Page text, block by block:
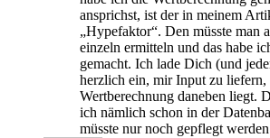
ansprichst, ist der in meinem
„Hypefaktor“. Den müsste man
einzeln ermitteln und das habe
gemacht. Ich lade Dich (und
herzlich ein, mir Input zu liefern,
Wertberechnung daneben liegt.
ich nämlich schon in der
müsste nur noch gepflegt